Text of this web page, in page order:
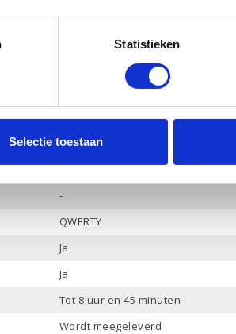
Statistieken
Selectie toestaan
Bang & Olufsen, 2 luidsprekers
1
Hoofdtelefoon / Microfoon combo
DisplayPort 1.4 / HDMI 2.0
-
QWERTY
Ja
Ja
Tot 8 uur en 45 minuten
Wordt meegeleverd